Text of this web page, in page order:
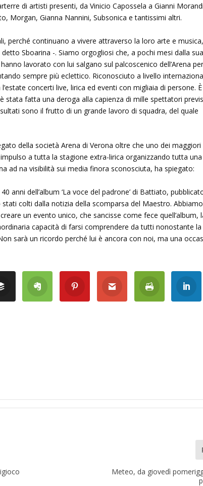
di artisti presenti, da Vinicio Capossela a Gianni
Morgan, Gianna Nannini, Subsonica e tantissimi altri.
perché continuano a vivere attraverso la loro arte e musica,
Sboarina -. Siamo orgogliosi che, a pochi mesi dalla sua
lavorato con lui salgano sul palcoscenico dell’Arena per
sempre più eclettico. Riconosciuto a livello
concerti live, lirica ed eventi con migliaia di persone. È
stata fatta una deroga alla capienza di mille spettatori
sono il frutto di un grande lavoro di squadra, del quale
della società Arena di Verona oltre che uno dei maggiori
a tutta la stagione extra-lirica organizzando tutta una
ad na visibilità sui media finora sconosciuta, ha spiegato:
anni dell’album ‘La voce del padrone’ di Battiato,
colti dalla notizia della scomparsa del Maestro. Abbiamo
un evento unico, che sancisse come fece quell’album,
capacità di farsi comprendere da tutti nonostante la
sarà un ricordo perché lui è ancora con noi, ma una
Meteo, da giovedì